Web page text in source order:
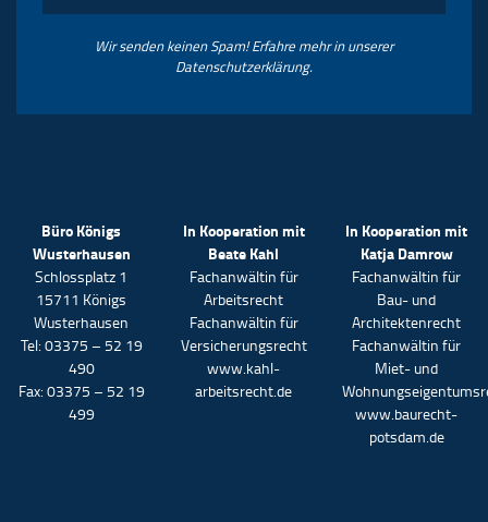
Wir senden keinen Spam! Erfahre mehr in unserer
Datenschutzerklärung.
Büro Königs
Wusterhausen
Schlossplatz 1
15711 Königs
Wusterhausen
Tel: 03375 – 52 19
490
Fax: 03375 – 52 19
499
In Kooperation mit
Beate Kahl
Fachanwältin für
Arbeitsrecht
Fachanwältin für
Versicherungsrecht
www.kahl-
arbeitsrecht.de
In Kooperation mit
Katja Damrow
Fachanwältin für
Bau- und
Architektenrecht
Fachanwältin für
Miet- und
www.baurecht-
potsdam.de